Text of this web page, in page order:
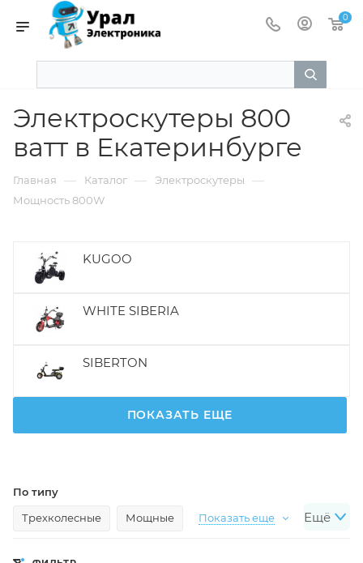
0
Электроскутеры 800
ватт в Екатеринбурге
Главная — Каталог — Электроскутеры —
Мощность 800W
KUGOO
WHITE SIBERIA
SIBERTON
ПОКАЗАТЬ ЕЩЕ
Ещё
По типу
Трехколесные
Мощные Показать еще